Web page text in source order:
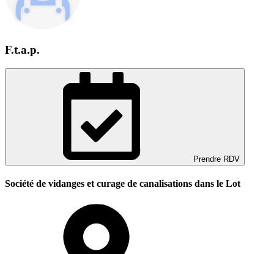
F.t.a.p.
Prendre RDV
Société de vidanges et curage de canalisations dans le Lot